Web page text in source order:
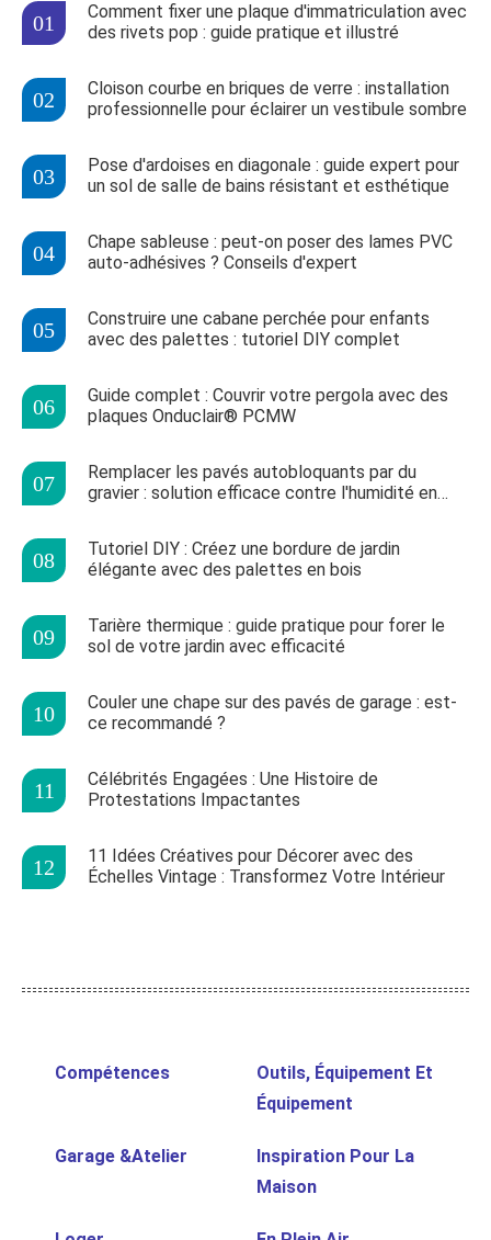
Comment fixer une plaque d'immatriculation avec
des rivets pop : guide pratique et illustré
Cloison courbe en briques de verre : installation
professionnelle pour éclairer un vestibule sombre
Pose d'ardoises en diagonale : guide expert pour
un sol de salle de bains résistant et esthétique
Chape sableuse : peut-on poser des lames PVC
auto-adhésives ? Conseils d'expert
Construire une cabane perchée pour enfants
avec des palettes : tutoriel DIY complet
Guide complet : Couvrir votre pergola avec des
plaques Onduclair® PCMW
Remplacer les pavés autobloquants par du
gravier : solution efficace contre l'humidité en
Tutoriel DIY : Créez une bordure de jardin
élégante avec des palettes en bois
Tarière thermique : guide pratique pour forer le
sol de votre jardin avec efficacité
Couler une chape sur des pavés de garage : est-
ce recommandé ?
Célébrités Engagées : Une Histoire de
Protestations Impactantes
11 Idées Créatives pour Décorer avec des
Échelles Vintage : Transformez Votre Intérieur
Compétences
Outils, Équipement Et
Équipement
Garage &Atelier
Inspiration Pour La
Maison